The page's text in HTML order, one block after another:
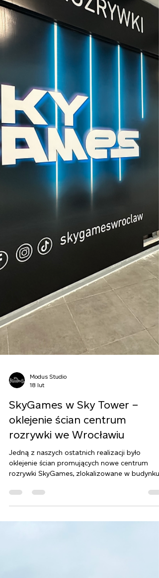
18 lut
SkyGames w Sky Tower –
oklejenie ścian centrum
rozrywki we Wrocławiu
Jedną z naszych ostatnich realizacji było
rozrywki SkyGames, zlokalizowane w budynku
Sky Tower we Wrocławiu – jednym z